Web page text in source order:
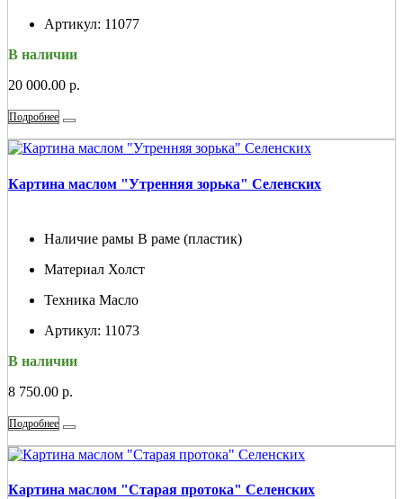
Артикул: 11077
В наличии
20 000.00 р.
Подробнее
Картина маслом "Утренняя зорька" Селенских
Наличие рамы В раме (пластик)
Материал Холст
Техника Масло
Артикул: 11073
В наличии
8 750.00 р.
Подробнее
Картина маслом "Старая протока" Селенских